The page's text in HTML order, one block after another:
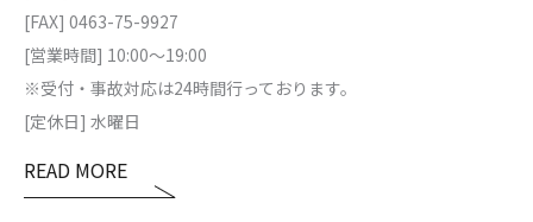
[FAX] 0463-75-9927
[営業時間] 10:00～19:00
※受付・事故対応は24時間行っております。
[定休日] 水曜日
READ MORE